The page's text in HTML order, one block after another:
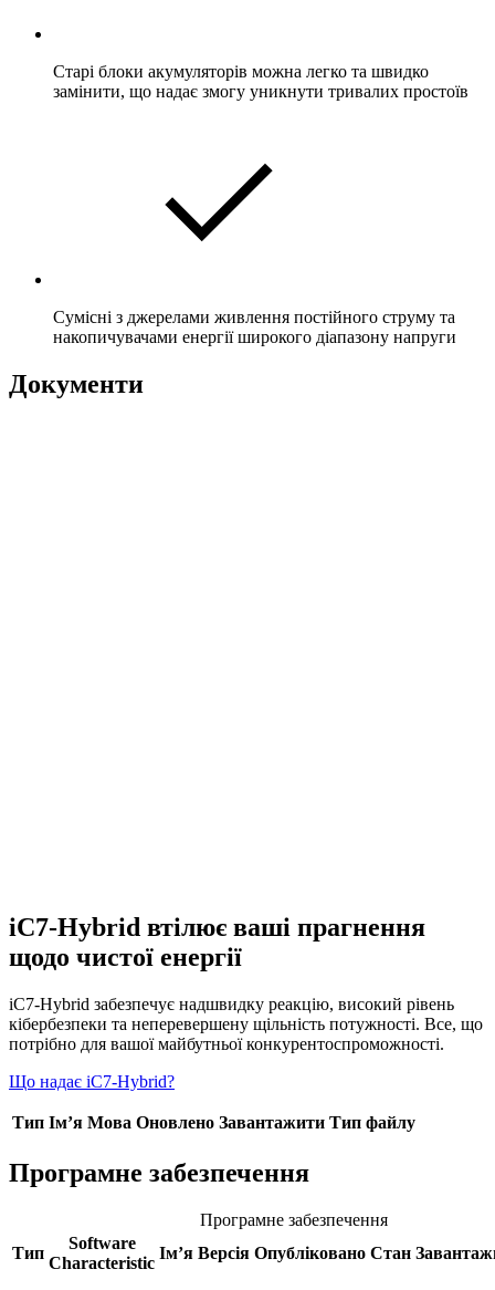
Старі блоки акумуляторів можна легко та швидко
замінити, що надає змогу уникнути тривалих простоїв
Сумісні з джерелами живлення постійного струму та
накопичувачами енергії широкого діапазону напруги
Документи
iC7-Hybrid втілює ваші прагнення
щодо чистої енергії
iC7-Hybrid забезпечує надшвидку реакцію, високий рівень
кібербезпеки та неперевершену щільність потужності. Все, що
потрібно для вашої майбутньої конкурентоспроможності.
Що надає iC7-Hybrid?
Тип Ім’я Мова Оновлено Завантажити Тип файлу
Програмне забезпечення
Програмне забезпечення
Тип
Software
Characteristic
Ім’я Версія Опубліковано Стан